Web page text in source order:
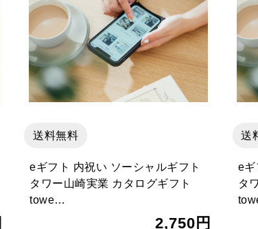
送料無料
eギフト 内祝い ソーシャルギフト
タワー山崎実業 カタログギフト
towe…
2,750円
送
eギ
タ